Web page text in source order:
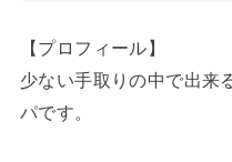
【プロフィール】
少ない手取りの中で出来
パです。